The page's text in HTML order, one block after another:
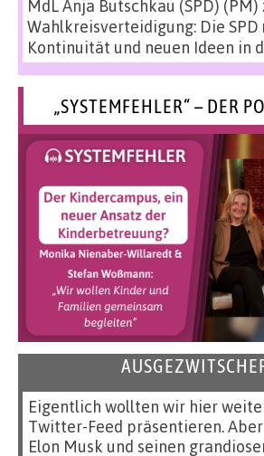
MdL Anja Butschkau (SPD) (PM)
Wahlkreisverteidigung: Die
Kontinuität und neuen Ideen in
„SYSTEMFEHLER“ – DER
Eigentlich wollten wir hier
Twitter-Feed präsentieren.
Elon Musk und seinen